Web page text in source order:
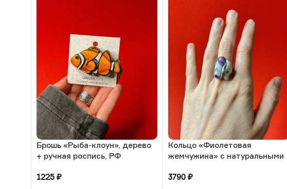
Брошь «Рыба-клоун», дерево
+ ручная роспись, РФ
1225 ₽
Кольцо «Фиолетовая
жемчужина» с натуральными
размера, РБ
3790₽